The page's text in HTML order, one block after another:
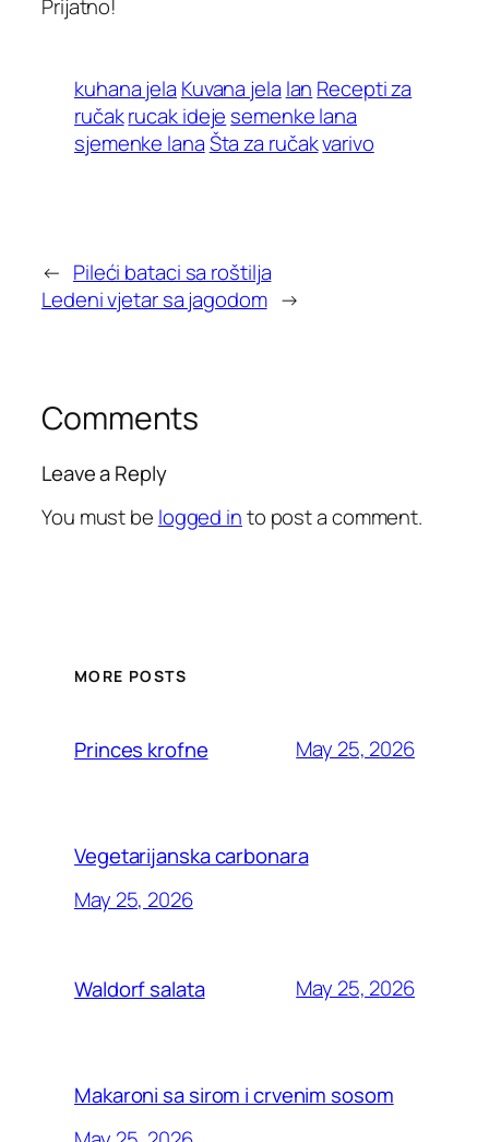
Prijatno!
kuhana jela Kuvana jela lan Recepti za
ručakrucak ideje semenke lana
sjemenke lanaŠta za ručakvarivo
← Pileći bataci sa roštilja
Ledeni vjetar sa jagodom →
Comments
Leave a Reply
You must be logged into post a comment.
MORE POSTS
Princes krofne May 25, 2026
Vegetarijanska carbonara
May 25, 2026
Waldorf salata May 25, 2026
Makaroni sa sirom i crvenim sosom